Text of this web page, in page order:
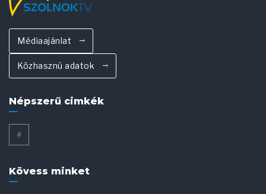
Médiaajánlat
Közhasznú adatok
Népszerű cimkék
#
Kövess minket